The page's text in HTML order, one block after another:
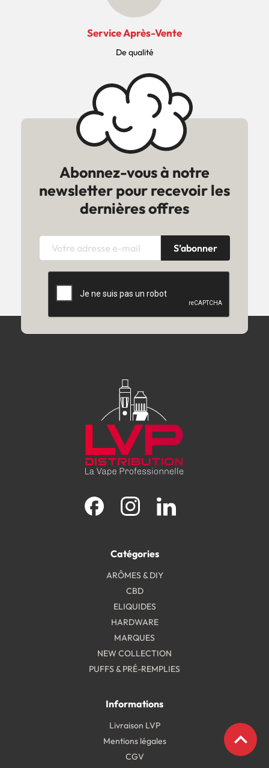
Service Après-Vente
De qualité
Abonnez-vous à notre
newsletter pour recevoir les
dernières offres
expand_less
Catégories
ARÔMES & DIY
CBD
ELIQUIDES
HARDWARE
MARQUES
NEW COLLECTION
PUFFS & PRÉ-REMPLIES
Informations
Livraison LVP
Mentions légales
CGV
Facebook Instagram